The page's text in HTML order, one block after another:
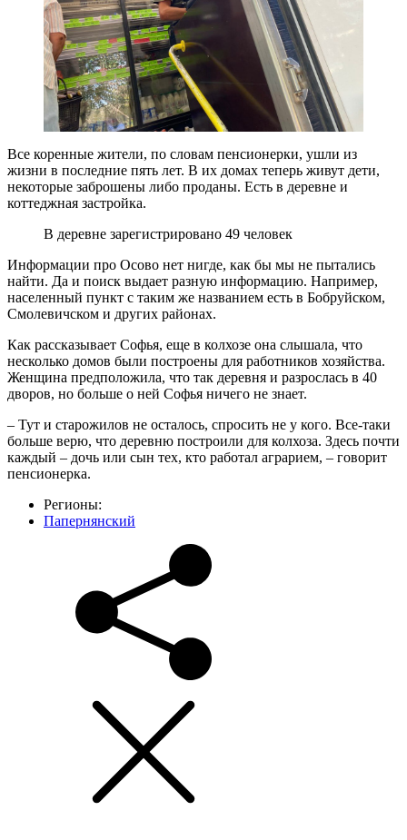
Все коренные жители, по словам пенсионерки, ушли из
жизни в последние пять лет. В их домах теперь живут дети,
некоторые заброшены либо проданы. Есть в деревне и
коттеджная застройка.
В деревне зарегистрировано 49 человек
Информации про Осово нет нигде, как бы мы не пытались
найти. Да и поиск выдает разную информацию. Например,
населенный пункт с таким же названием есть в Бобруйском,
Смолевичском и других районах.
Как рассказывает Софья, еще в колхозе она слышала, что
несколько домов были построены для работников хозяйства.
Женщина предположила, что так деревня и разрослась в 40
дворов, но больше о ней Софья ничего не знает.
– Тут и старожилов не осталось, спросить не у кого. Все-таки
больше верю, что деревню построили для колхоза. Здесь почти
каждый – дочь или сын тех, кто работал аграрием, – говорит
пенсионерка.
Регионы:
Папернянский